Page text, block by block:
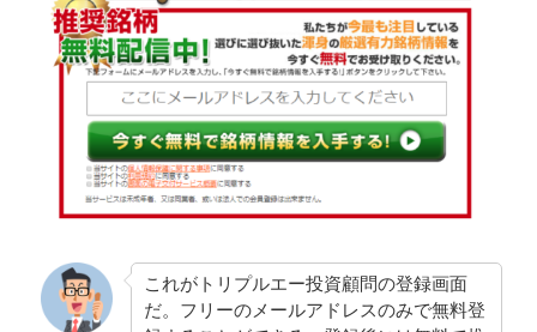
これがトリプルエー投資顧問の登録画面
だ。フリーのメールアドレスのみで無料登